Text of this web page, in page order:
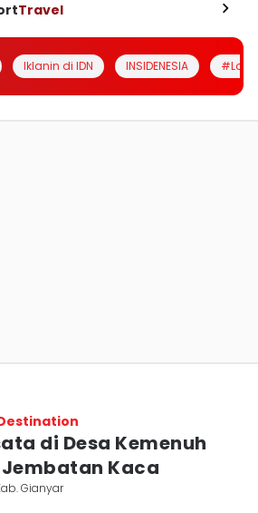
Travel
Iklanin di IDN INSIDENESIA
di Desa Kemenuh
Kaca
Gianyar